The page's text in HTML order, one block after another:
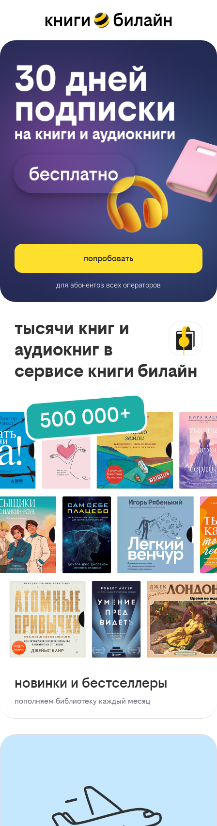
попробовать
для абонентов всех операторов
тысячи книг и
аудиокниг в
сервисе книги билайн
новинки и бестселлеры
пополняем библиотеку каждый месяц